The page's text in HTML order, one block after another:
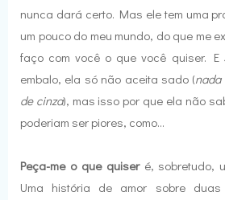
nunca dará certo. Mas ele tem uma
um pouco do meu mundo, do que me
faço com você o que você quiser.
embalo, ela só não aceita sado (
de cinza), mas isso por que ela não
poderiam ser piores, como...
Peça-me o que quiseré, sobretudo,
Uma história de amor sobre duas